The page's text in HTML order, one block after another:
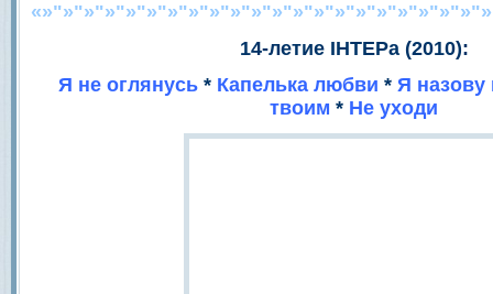
14-летие IНТЕРа (2010):
Я не оглянусь * Капелька любви * Я назову
твоим * Не уходи